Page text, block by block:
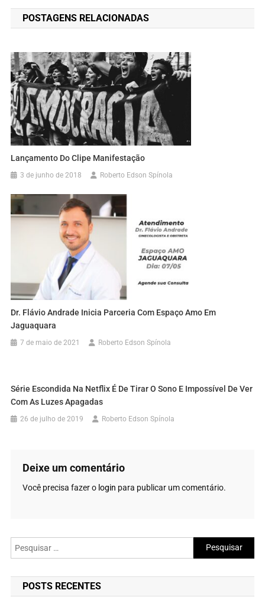
Post
POSTAGENS RELACIONADAS
Lançamento Do Clipe Manifestação
3 de junho de 2018 Roberto Edson Spínola
Dr. Flávio Andrade Inicia Parceria Com Espaço Amo Em
Jaguaquara
7 de maio de 2021 Roberto Edson Spínola
Série Escondida Na Netflix É De Tirar O Sono E Impossível De Ver
Com As Luzes Apagadas
26 de julho de 2019 Roberto Edson Spínola
Deixe um comentário
Você precisa fazer o login para publicar um comentário.
Pesquisar
por:
POSTS RECENTES